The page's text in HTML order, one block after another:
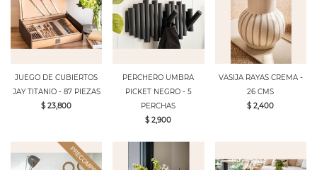
JUEGO DE CUBIERTOS
JAY TITANIO - 87 PIEZAS
$ 23,800
PERCHERO UMBRA
PICKET NEGRO - 5
PERCHAS
$ 2,900
VASIJA RAYAS CREMA -
26 CMS
$ 2,400